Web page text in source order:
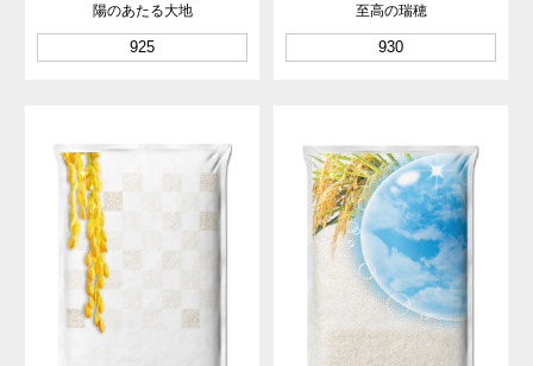
陽のあたる大地
925
至高の瑞穂
930